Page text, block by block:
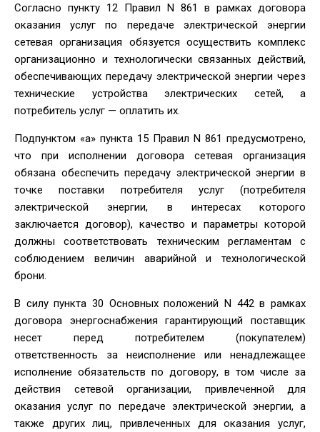
Согласно пункту 12 Правил N 861 в рамках договора
оказания услуг по передаче электрической энергии
сетевая организация обязуется осуществить комплекс
организационно и технологически связанных действий,
обеспечивающих передачу электрической энергии через
технические устройства электрических сетей, а
потребитель услуг — оплатить их.
Подпунктом «а» пункта 15 Правил N 861 предусмотрено,
что при исполнении договора сетевая организация
обязана обеспечить передачу электрической энергии в
точке поставки потребителя услуг (потребителя
электрической энергии, в интересах которого
заключается договор), качество и параметры которой
должны соответствовать техническим регламентам с
соблюдением величин аварийной и технологической
брони.
В силу пункта 30 Основных положений N 442 в рамках
договора энергоснабжения гарантирующий поставщик
несет перед потребителем (покупателем)
ответственность за неисполнение или ненадлежащее
исполнение обязательств по договору, в том числе за
действия сетевой организации, привлеченной для
оказания услуг по передаче электрической энергии, а
также других лиц, привлеченных для оказания услуг,